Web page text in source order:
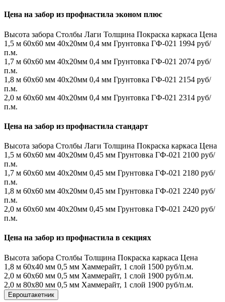
Цена на забор из профнастила эконом плюс
Высота забора Столбы Лаги Толщина Покраска каркаса Цена
1,5 м 60х60 мм 40х20мм 0,4 мм Грунтовка ГФ-021 1994 руб/
п.м.
1,7 м 60х60 мм 40х20мм 0,4 мм Грунтовка ГФ-021 2074 руб/
п.м.
1,8 м 60х60 мм 40х20мм 0,4 мм Грунтовка ГФ-021 2154 руб/
п.м.
2,0 м 60х60 мм 40х20мм 0,4 мм Грунтовка ГФ-021 2314 руб/
п.м.
Цена на забор из профнастила стандарт
Высота забора Столбы Лаги Толщина Покраска каркаса Цена
1,5 м 60х60 мм 40х20мм 0,45 мм Грунтовка ГФ-021 2100 руб/
п.м.
1,7 м 60х60 мм 40х20мм 0,45 мм Грунтовка ГФ-021 2180 руб/
п.м.
1,8 м 60х60 мм 40х20мм 0,45 мм Грунтовка ГФ-021 2240 руб/
п.м.
2,0 м 60х60 мм 40х20мм 0,45 мм Грунтовка ГФ-021 2420 руб/
п.м.
Цена на забор из профнастила в секциях
Высота забора Столбы Толщина Покраска каркаса Цена
1,8 м 60х40 мм 0,5 мм Хаммерайт, 1 слой 1500 руб/п.м.
2,0 м 60х60 мм 0,5 мм Хаммерайт, 1 слой 1900 руб/п.м.
2,0 м 80х80 мм 0,5 мм Хаммерайт, 1 слой 1900 руб/п.м.
Евроштакетник